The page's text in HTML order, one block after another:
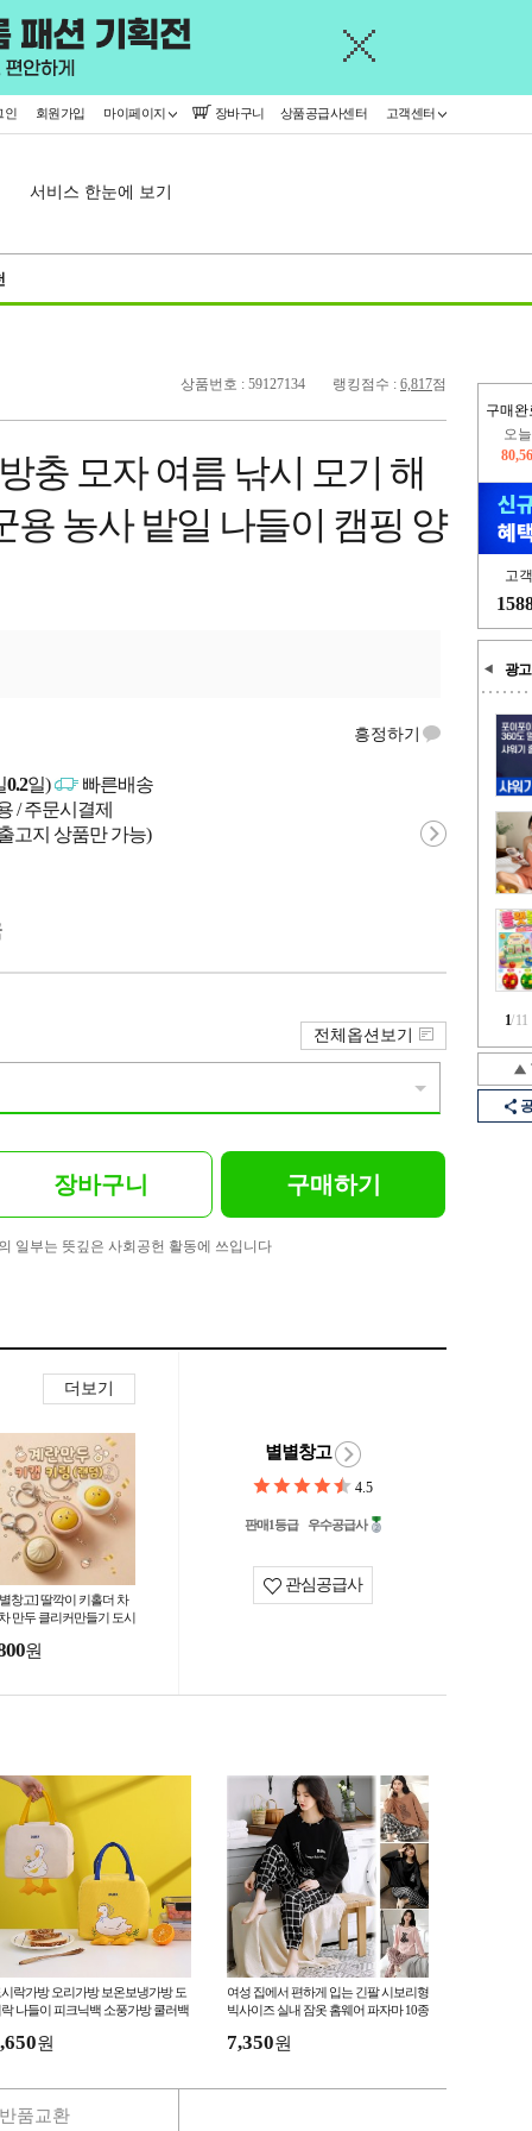
인 회원가입 마이페이지 장바구니 상품공급사센터 고객센터
서비스 한눈에 보기
구매완
오
고
광고
1/11
상품번호 : 59127134 랭킹점수 : 6,817점
충 모자 여름 낚시 모기 해
용 농사 밭일 나들이 캠핑 양
흥정하기
0.2일)
빠른배송
/ 주문시결제
고지 상품만 가능)
전체옵션보기
장바구니 구매하기
일부는 뜻깊은 사회공헌 활동에 쓰입니다
더보기
창고] 딸깍이 키홀더 차
만두 클리커만들기 도시
기 바지체인
원
별별창고
4.5
판매1등급 우수공급사
관심공급사
락가방 오리가방 보온보냉가방 도
나들이 피크닉백 소풍가방 쿨러백
원
여성 집에서 편하게 입는 긴팔 시보리형
빅사이즈 실내 잠옷 홈웨어 파자마 10종
7,350원
반품교환